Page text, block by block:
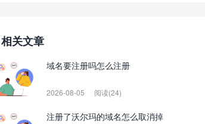
相关文章
域名要注册吗怎么注册
2026-08-05 阅读(24)
注册了沃尔玛的域名怎么取消掉